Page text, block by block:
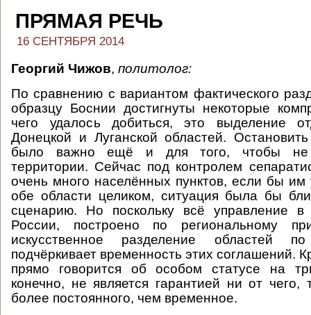
ПРЯМАЯ РЕЧЬ
16 СЕНТЯБРЯ 2014
Георгий Чижов, политолог:
По сравнению с вариантом фактического
образцу Боснии достигнуты некоторые
чего удалось добиться, это выделение
Донецкой и Луганской областей.
было важно ещё и для того, чтобы не
территории. Сейчас под контролем
очень много населённых пунктов, если бы им
обе области целиком, ситуация была бы
сценарию. Но поскольку всё управление
России, построено по региональному
искусственное разделение областей
подчёркивает временность этих соглашений.
прямо говорится об особом статусе на
конечно, не является гарантией ни от чего,
более постоянного, чем временное.